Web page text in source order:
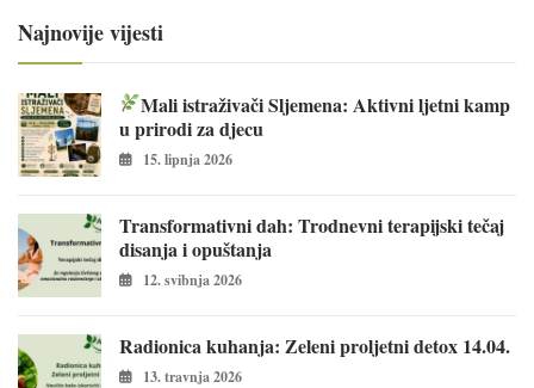
Najnovije vijesti
Mali istraživači Sljemena: Aktivni ljetni kamp
u prirodi za djecu
15. lipnja 2026
Transformativni dah: Trodnevni terapijski tečaj
disanja i opuštanja
12. svibnja 2026
Radionica kuhanja: Zeleni proljetni detox 14.04.
13. travnja 2026